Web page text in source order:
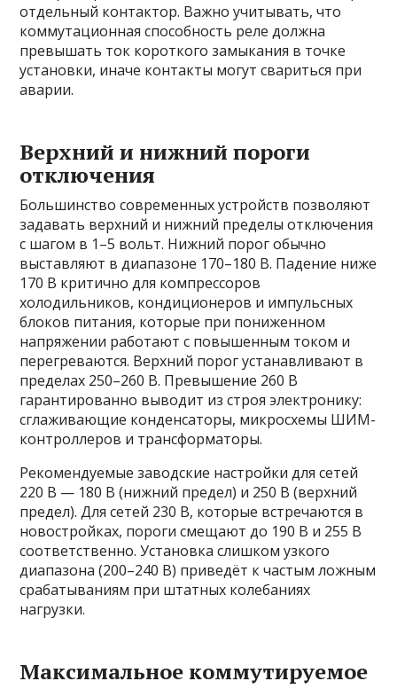
отдельный контактор. Важно учитывать, что
коммутационная способность реле должна
превышать ток короткого замыкания в точке
установки, иначе контакты могут свариться при
аварии.
Верхний и нижний пороги
отключения
Большинство современных устройств позволяют
задавать верхний и нижний пределы отключения
с шагом в 1–5 вольт. Нижний порог обычно
выставляют в диапазоне 170–180 В. Падение ниже
170 В критично для компрессоров
холодильников, кондиционеров и импульсных
блоков питания, которые при пониженном
напряжении работают с повышенным током и
перегреваются. Верхний порог устанавливают в
пределах 250–260 В. Превышение 260 В
гарантированно выводит из строя электронику:
сглаживающие конденсаторы, микросхемы ШИМ-
контроллеров и трансформаторы.
Рекомендуемые заводские настройки для сетей
220 В — 180 В (нижний предел) и 250 В (верхний
предел). Для сетей 230 В, которые встречаются в
новостройках, пороги смещают до 190 В и 255 В
соответственно. Установка слишком узкого
диапазона (200–240 В) приведёт к частым ложным
срабатываниям при штатных колебаниях
нагрузки.
Максимальное коммутируемое